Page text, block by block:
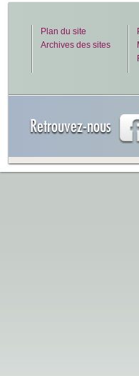
Plan du site
Archives des sites
Retrouvez-nous